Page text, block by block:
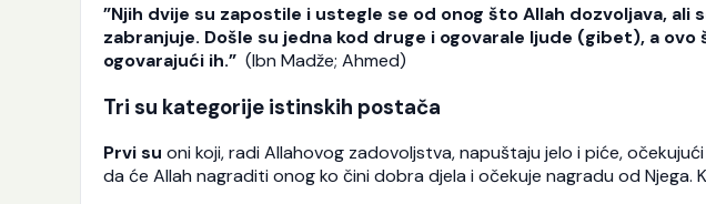
”Njih dvije su zapostile i ustegle se od onog što Allah dozvoljava, ali
zabranjuje. Došle su jedna kod druge i ogovarale ljude (gibet), a
ogovarajući ih.” (Ibn Madže; Ahmed)
Tri su kategorije istinskih postača
Prvi su oni koji, radi Allahovog zadovoljstva, napuštaju jelo i piće,
da će Allah nagraditi onog ko čini dobra djela i očekuje nagradu od Njega.